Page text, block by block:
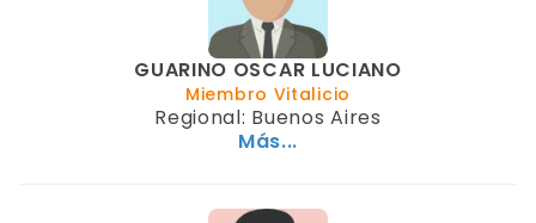
GUARINO OSCAR LUCIANO
Miembro Vitalicio
Regional: Buenos Aires
Más...